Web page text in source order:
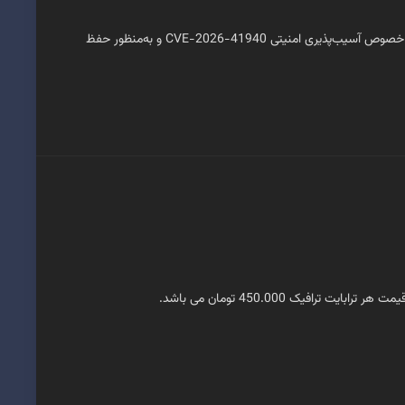
🔔 اطلاعیه مهم امنیتی کاربران گرامی، با توجه به اطلاعیه رسمی منتشرشده از سوی cPanel در خصوص آسیب‌پذیری امنیتی CVE-2026-41940 و به‌منظور حفظ